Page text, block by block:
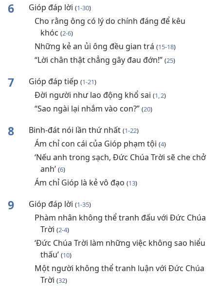
6 Gióp đáp lời (1-30)
Cho rằng ông có lý do chính đáng để kêu
khóc (2-6)
Những kẻ an ủi ông đều gian trá (15-18)
“Lời chân thật chẳng gây đau đớn!” (25)
7 Gióp đáp tiếp (1-21)
Đời người như lao động khổ sai (1, 2)
“Sao ngài lại nhắm vào con?” (20)
8 Binh-đát nói lần thứ nhất (1-22)
Ám chỉ con cái của Gióp phạm tội (4)
‘Nếu anh trong sạch, Đức Chúa Trời sẽ che chở
anh’ (6)
Ám chỉ Gióp là kẻ vô đạo (13)
9 Gióp đáp lời (1-35)
Phàm nhân không thể tranh đấu với Đức Chúa
Trời (2-4)
‘Đức Chúa Trời làm những việc không sao hiểu
thấu’ (10)
Một người không thể tranh luận với Đức Chúa
Trời (32)